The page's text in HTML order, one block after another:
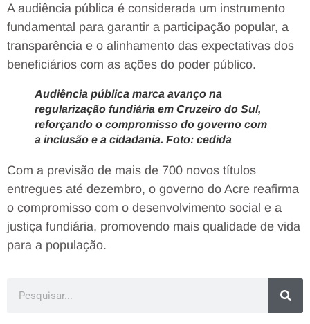
A audiência pública é considerada um instrumento
fundamental para garantir a participação popular, a
transparência e o alinhamento das expectativas dos
beneficiários com as ações do poder público.
Audiência pública marca avanço na
regularização fundiária em Cruzeiro do Sul,
reforçando o compromisso do governo com
a inclusão e a cidadania. Foto: cedida
Com a previsão de mais de 700 novos títulos
entregues até dezembro, o governo do Acre reafirma
o compromisso com o desenvolvimento social e a
justiça fundiária, promovendo mais qualidade de vida
para a população.